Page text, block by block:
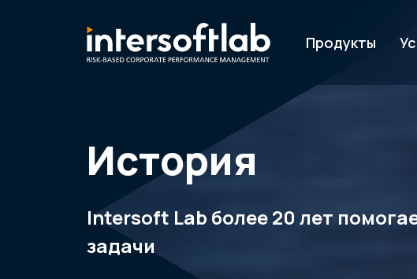
Продукты
История
Intersoft Lab более 20 лет
задачи